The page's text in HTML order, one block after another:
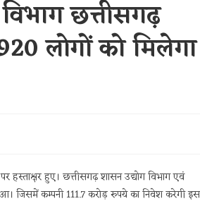
छत्तीसगढ़
लोगों को मिलेगा
हस्ताक्षर हुए। छत्तीसगढ़ शासन उद्योग विभाग एवं
जिसमें कम्पनी 111.7 करोड़ रुपये का निवेश करेगी इस